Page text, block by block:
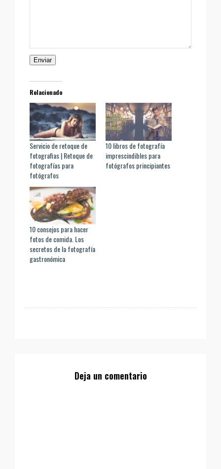
Enviar
Relacionado
Servicio de retoque de
fotografias | Retoque de
fotografías para
fotógrafos
10 libros de fotografía
imprescindibles para
fotógrafos principiantes
10 consejos para hacer
fotos de comida. Los
secretos de la fotografía
gastronómica
Deja un comentario